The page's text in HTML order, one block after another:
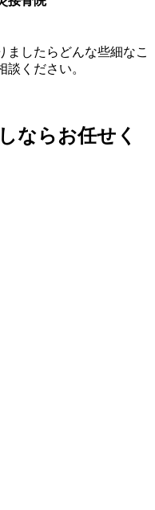
ましたらどんな些細なこ
ください。
ならお任せく